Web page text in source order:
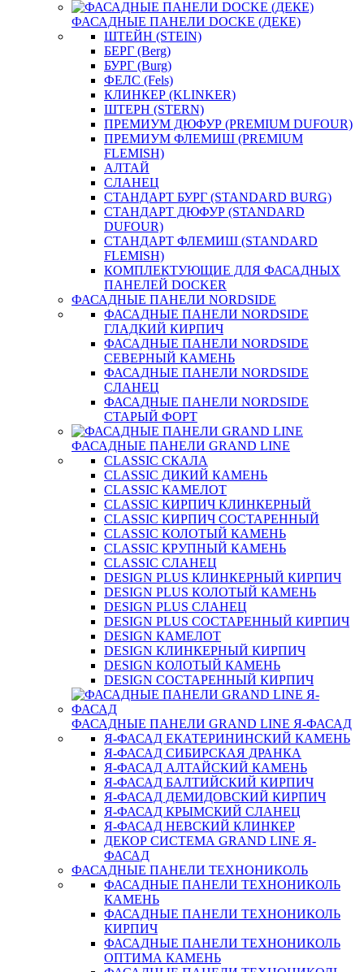
ФАСАДНЫЕ ПАНЕЛИ DOCKE (ДЕКЕ)
ШТЕЙН (STEIN)
БЕРГ (Berg)
БУРГ (Burg)
ФЕЛС (Fels)
КЛИНКЕР (KLINKER)
ШТЕРН (STERN)
ПРЕМИУМ ДЮФУР (PREMIUM DUFOUR)
ПРЕМИУМ ФЛЕМИШ (PREMIUM
FLEMISH)
АЛТАЙ
СЛАНЕЦ
СТАНДАРТ БУРГ (STANDARD BURG)
СТАНДАРТ ДЮФУР (STANDARD
DUFOUR)
СТАНДАРТ ФЛЕМИШ (STANDARD
FLEMISH)
КОМПЛЕКТУЮЩИЕ ДЛЯ ФАСАДНЫХ
ПАНЕЛЕЙ DOCKER
ФАСАДНЫЕ ПАНЕЛИ NORDSIDE
ФАСАДНЫЕ ПАНЕЛИ NORDSIDE
ГЛАДКИЙ КИРПИЧ
ФАСАДНЫЕ ПАНЕЛИ NORDSIDE
СЕВЕРНЫЙ КАМЕНЬ
ФАСАДНЫЕ ПАНЕЛИ NORDSIDE
СЛАНЕЦ
ФАСАДНЫЕ ПАНЕЛИ NORDSIDE
СТАРЫЙ ФОРТ
ФАСАДНЫЕ ПАНЕЛИ GRAND LINE
CLASSIC СКАЛА
CLASSIC ДИКИЙ КАМЕНЬ
CLASSIC КАМЕЛОТ
CLASSIC КИРПИЧ КЛИНКЕРНЫЙ
CLASSIC КИРПИЧ СОСТАРЕННЫЙ
CLASSIC КОЛОТЫЙ КАМЕНЬ
CLASSIC КРУПНЫЙ КАМЕНЬ
CLASSIC СЛАНЕЦ
DESIGN PLUS КЛИНКЕРНЫЙ КИРПИЧ
DESIGN PLUS КОЛОТЫЙ КАМЕНЬ
DESIGN PLUS СЛАНЕЦ
DESIGN PLUS СОСТАРЕННЫЙ КИРПИЧ
DESIGN КАМЕЛОТ
DESIGN КЛИНКЕРНЫЙ КИРПИЧ
DESIGN КОЛОТЫЙ КАМЕНЬ
DESIGN СОСТАРЕННЫЙ КИРПИЧ
ФАСАДНЫЕ ПАНЕЛИ GRAND LINE Я-ФАСАД
Я-ФАСАД ЕКАТЕРИНИНСКИЙ КАМЕНЬ
Я-ФАСАД СИБИРСКАЯ ДРАНКА
Я-ФАСАД АЛТАЙСКИЙ КАМЕНЬ
Я-ФАСАД БАЛТИЙСКИЙ КИРПИЧ
Я-ФАСАД ДЕМИДОВСКИЙ КИРПИЧ
Я-ФАСАД КРЫМСКИЙ СЛАНЕЦ
Я-ФАСАД НЕВСКИЙ КЛИНКЕР
ДЕКОР СИСТЕМА GRAND LINE Я-
ФАСАД
ФАСАДНЫЕ ПАНЕЛИ ТЕХНОНИКОЛЬ
ФАСАДНЫЕ ПАНЕЛИ ТЕХНОНИКОЛЬ
КАМЕНЬ
ФАСАДНЫЕ ПАНЕЛИ ТЕХНОНИКОЛЬ
КИРПИЧ
ФАСАДНЫЕ ПАНЕЛИ ТЕХНОНИКОЛЬ
ОПТИМА КАМЕНЬ